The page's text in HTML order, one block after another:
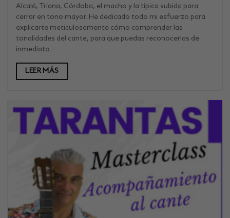
Alcalá, Triana, Córdoba, el macho y la típica subida para
cerrar en tono mayor. He dedicado todo mi esfuerzo para
explicarte meticulosamente cómo comprender las
tonalidades del cante, para que puedas reconocerlas de
inmediato.
LEER MÁS